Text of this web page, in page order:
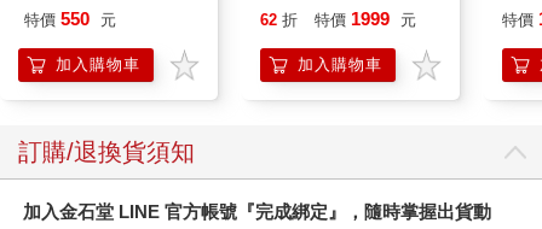
特價 550 元
加入購物車
（番茄紅）
62 折 特價 1999 元
加入購物車
特價
訂購/退換貨須知
加入金石堂 LINE 官方帳號『完成綁定』，隨時掌握出貨動